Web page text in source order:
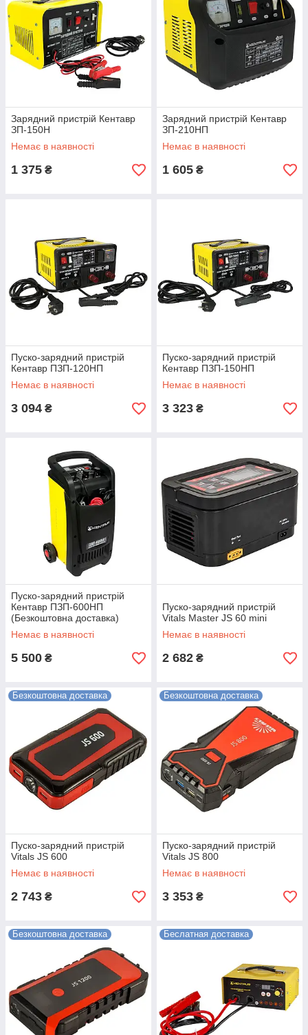
Зарядний пристрій Кентавр
ЗП-150Н
Немає в наявності
1 375 ₴
Зарядний пристрій Кентавр
ЗП-210НП
Немає в наявності
1 605 ₴
Пуско-зарядний пристрій
Кентавр ПЗП-120НП
Немає в наявності
3 094 ₴
Пуско-зарядний пристрій
Кентавр ПЗП-150НП
Немає в наявності
3 323 ₴
Пуско-зарядний пристрій
Кентавр ПЗП-600НП
(Безкоштовна доставка)
Немає в наявності
5 500 ₴
Пуско-зарядний пристрій
Vitals Master JS 60 mini
Немає в наявності
2 682 ₴
Безкоштовна доставка
Пуско-зарядний пристрій
Vitals JS 600
Немає в наявності
2 743 ₴
Безкоштовна доставка
Пуско-зарядний пристрій
Vitals JS 800
Немає в наявності
3 353 ₴
Безкоштовна доставка Беслатная доставка